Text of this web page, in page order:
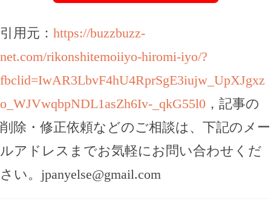
引用元： https://buzzbuzz-
net.com/rikonshitemoiiyo-hiromi-iyo/?
fbclid=IwAR3LbvF4hU4RprSgE3iujw_UpXJgxz
o_WJVwqbpNDL1asZh6Iv-_qkG55l0 ，記事の
削除・修正依頼などのご相談は、下記のメー
ルアドレスまでお気軽にお問い合わせくだ
さい。 jpanyelse@gmail.com